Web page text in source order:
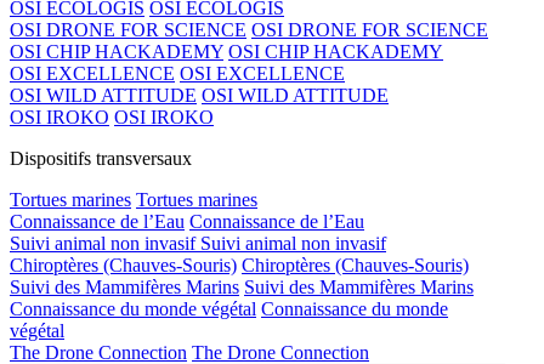
OSI ECOLOGIS OSI ECOLOGIS
OSI DRONE FOR SCIENCE OSI DRONE FOR SCIENCE
OSI CHIP HACKADEMY OSI CHIP HACKADEMY
OSI EXCELLENCE OSI EXCELLENCE
OSI WILD ATTITUDE OSI WILD ATTITUDE
OSI IROKO OSI IROKO
Dispositifs transversaux
Tortues marines Tortues marines
Connaissance de l’Eau Connaissance de l’Eau
Suivi animal non invasif Suivi animal non invasif
Chiroptères (Chauves-Souris) Chiroptères (Chauves-Souris)
Suivi des Mammifères Marins Suivi des Mammifères Marins
Connaissance du monde végétal Connaissance du monde
végétal
The Drone Connection The Drone Connection